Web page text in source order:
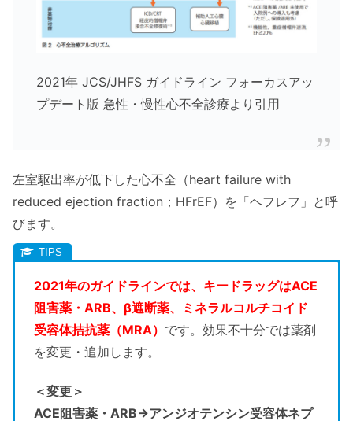
2021年 JCS/JHFS ガイドライン フォーカスアッ
プデート版 急性・慢性心不全診療より引用
左室駆出率が低下した心不全（heart failure with
reduced ejection fraction；HFrEF）を「ヘフレフ」と呼
びます。
2021年のガイドラインでは、キードラッグはACE
阻害薬・ARB、β遮断薬、ミネラルコルチコイド
受容体拮抗薬（MRA） です。効果不十分では薬剤
を変更・追加します。
＜変更＞
ACE阻害薬・ARB→アンジオテンシン受容体ネプ